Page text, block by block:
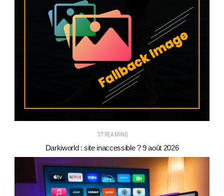
STREAMING
Darkiworld : site inaccessible ? 9 août 2026